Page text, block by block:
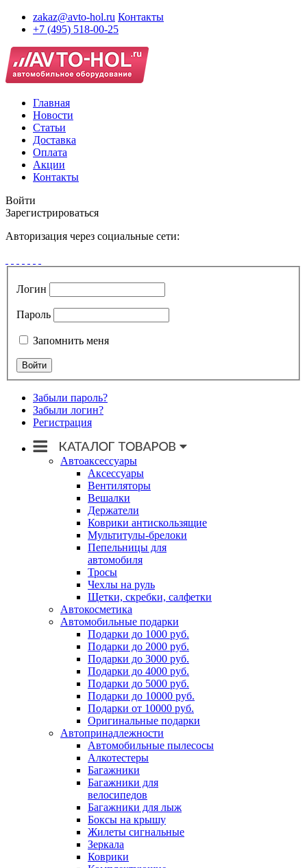
zakaz@avto-hol.ru Контакты
+7 (495) 518-00-25
Главная
Новости
Статьи
Доставка
Оплата
Акции
Контакты
Войти
Зарегистрироваться
Авторизация через социальные сети:
Логин
Пароль
Запомнить меня
Забыли пароль?
Забыли логин?
Регистрация
Автоаксессуары
Аксессуары
Вентиляторы
Вешалки
Держатели
Коврики антискользящие
Мультитулы-брелоки
Пепельницы для
автомобиля
Тросы
Чехлы на руль
Щетки, скребки, салфетки
Автокосметика
Автомобильные подарки
Подарки до 1000 руб.
Подарки до 2000 руб.
Подарки до 3000 руб.
Подарки до 4000 руб.
Подарки до 5000 руб.
Подарки до 10000 руб.
Подарки от 10000 руб.
Оригинальные подарки
Автопринадлежности
Автомобильные пылесосы
Алкотестеры
Багажники
Багажники для
велосипедов
Багажники для лыж
Боксы на крышу
Жилеты сигнальные
Зеркала
Коврики